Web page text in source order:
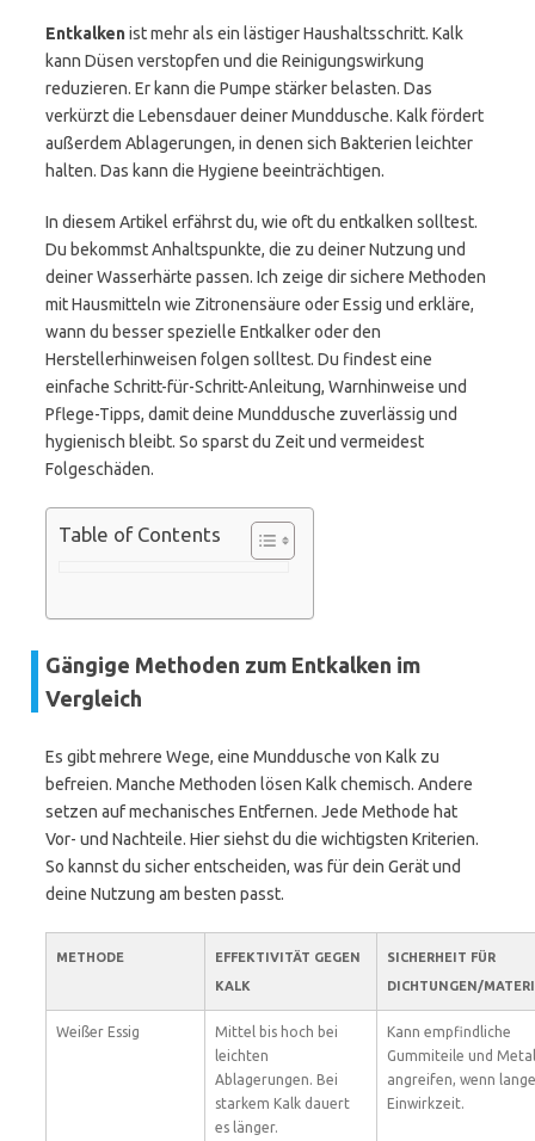
Entkalkenist mehr als ein lästiger Haushaltsschritt. Kalk
kann Düsen verstopfen und die Reinigungswirkung
reduzieren. Er kann die Pumpe stärker belasten. Das
verkürzt die Lebensdauer deiner Munddusche. Kalk fördert
außerdem Ablagerungen, in denen sich Bakterien leichter
halten. Das kann die Hygiene beeinträchtigen.
In diesem Artikel erfährst du, wie oft du entkalken solltest.
Du bekommst Anhaltspunkte, die zu deiner Nutzung und
deiner Wasserhärte passen. Ich zeige dir sichere Methoden
mit Hausmitteln wie Zitronensäure oder Essig und erkläre,
wann du besser spezielle Entkalker oder den
Herstellerhinweisen folgen solltest. Du findest eine
einfache Schritt-für-Schritt-Anleitung, Warnhinweise und
Pflege-Tipps, damit deine Munddusche zuverlässig und
hygienisch bleibt. So sparst du Zeit und vermeidest
Folgeschäden.
Table of Contents
Gängige Methoden zum Entkalken im
Vergleich
Es gibt mehrere Wege, eine Munddusche von Kalk zu
befreien. Manche Methoden lösen Kalk chemisch. Andere
setzen auf mechanisches Entfernen. Jede Methode hat
Vor- und Nachteile. Hier siehst du die wichtigsten Kriterien.
So kannst du sicher entscheiden, was für dein Gerät und
deine Nutzung am besten passt.
METHODE
EFFEKTIVITÄT GEGEN
KALK
SICHERHEIT FÜR
DICHTUNGEN/
Weißer Essig
Mittel bis hoch bei
leichten
Ablagerungen. Bei
starkem Kalk dauert
es länger.
Kann empfindliche
Gummiteile und
angreifen, wenn lange
Einwirkzeit.